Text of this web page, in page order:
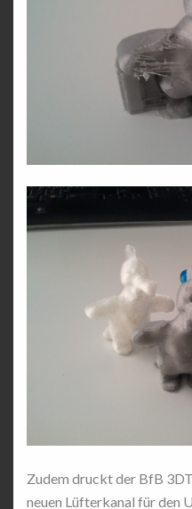
Zudem druckt der BfB
neuen Lüfterkanal für den